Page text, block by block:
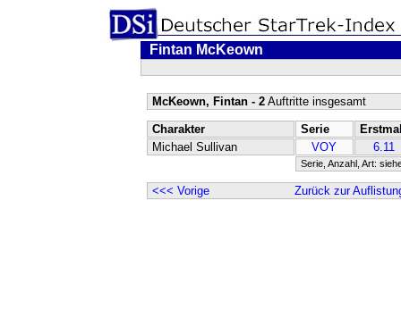
Fintan McKeown
McKeown, Fintan - 2Auftritte insgesamt
Charakter Serie
Michael Sullivan
VOY 6.11
Serie, Anzahl, Art:
<<< Vorige Zurück zur